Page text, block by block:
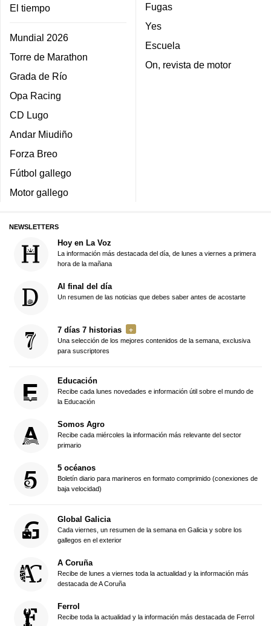
El tiempo
Mundial 2026
Torre de Marathon
Grada de Río
Opa Racing
CD Lugo
Andar Miudiño
Forza Breo
Fútbol gallego
Motor gallego
Fugas
Yes
Escuela
On, revista de motor
NEWSLETTERS
Hoy en La Voz
La información más destacada del día, de lunes a viernes a primera
hora de la mañana
Al final del día
Un resumen de las noticias que debes saber antes de acostarte
7 días 7 historias
Una selección de los mejores contenidos de la semana, exclusiva
para suscriptores
Educación
Recibe cada lunes novedades e información útil sobre el mundo de
la Educación
Somos Agro
Recibe cada miércoles la información más relevante del sector
primario
5 océanos
Boletín diario para marineros en formato comprimido (conexiones de
baja velocidad)
Global Galicia
Cada viernes, un resumen de la semana en Galicia y sobre los
gallegos en el exterior
A Coruña
Recibe de lunes a viernes toda la actualidad y la información más
destacada de A Coruña
Ferrol
Recibe toda la actualidad y la información más destacada de Ferrol